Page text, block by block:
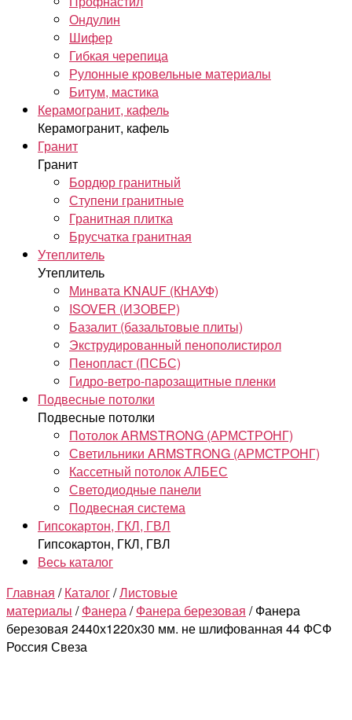
Ондулин
Шифер
Гибкая черепица
Рулонные кровельные материалы
Битум, мастика
Керамогранит, кафель
Керамогранит, кафель
Гранит
Гранит
Бордюр гранитный
Ступени гранитные
Гранитная плитка
Брусчатка гранитная
Утеплитель
Утеплитель
Минвата KNAUF (КНАУФ)
ISOVER (ИЗОВЕР)
Базалит (базальтовые плиты)
Экструдированный пенополистирол
Пенопласт (ПСБС)
Гидро-ветро-парозащитные пленки
Подвесные потолки
Подвесные потолки
Потолок ARMSTRONG (АРМСТРОНГ)
Светильники ARMSTRONG (АРМСТРОНГ)
Кассетный потолок АЛБЕС
Светодиодные панели
Подвесная система
Гипсокартон, ГКЛ, ГВЛ
Гипсокартон, ГКЛ, ГВЛ
Весь каталог
Главная /Каталог/Листовые
материалы /Фанера/Фанера березовая / Фанера
березовая 2440х1220х30 мм. не шлифованная 44 ФСФ
Россия Свеза